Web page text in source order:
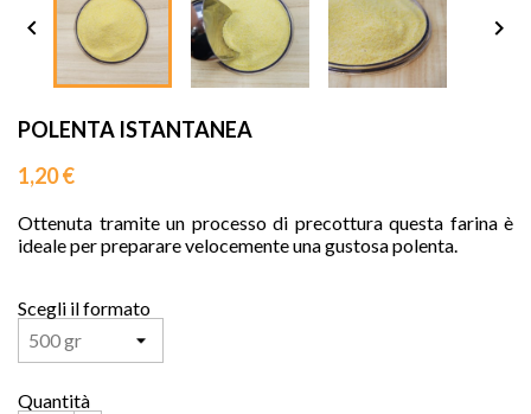
 
POLENTA ISTANTANEA
1,20 €
Ottenuta tramite un processo di precottura questa farina è
ideale per preparare velocemente una gustosa polenta.
Scegli il formato
Quantità